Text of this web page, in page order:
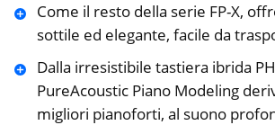
Come il resto della serie FP-X,
sottile ed elegante, facile da
Dalla irresistibile tastiera ibrida
PureAcoustic Piano Modeling
migliori pianoforti, al suono